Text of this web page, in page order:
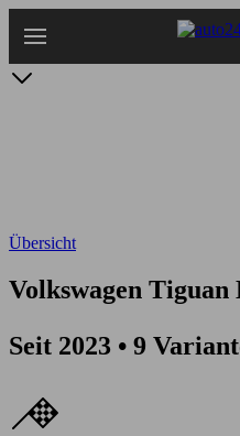
Hauptinhalt
Übersicht
Volkswagen Tiguan
Seit 2023 • 9